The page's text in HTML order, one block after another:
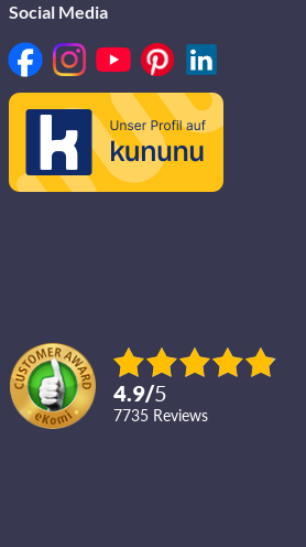
Social Media
4.9/5
7735 reviews